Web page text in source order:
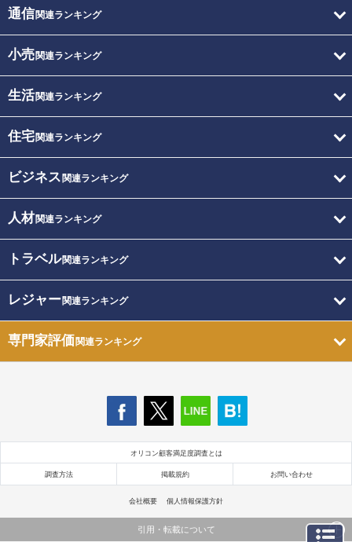
通信関連ランキング
小売関連ランキング
生活関連ランキング
住宅関連ランキング
ビジネス 関連ランキング
人材関連ランキング
トラベル関連ランキング
レジャー関連ランキング
専門家評価関連ランキング
オリコン顧客満足度調査とは
調査方法 掲載規約 お問い合わせ
会社概要 個人情報保護方針
引用・転載について